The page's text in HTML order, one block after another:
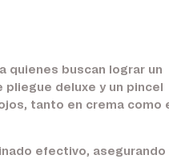
quienes buscan lograr un
deluxe y un pincel
tanto en crema como
efectivo, asegurando